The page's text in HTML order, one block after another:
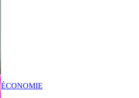
ÉCONOMIE